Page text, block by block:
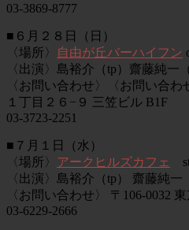
03-3869-8777
■６月２８日（日）
〈場所〉
自由が丘バーハイフン
〈出演〉島裕介（tp）齋藤純一
〈お問い合わせ〉〈お問い合
１丁目２６−９ 三笠ビル B1F
03-3723-2251
■７月１日（水）
〈場所〉 アークヒルズカフェ
〈出演〉島裕介（tp） 齋藤純一
〈お問い合わせ〉 〒106-0032
03-6229-2666